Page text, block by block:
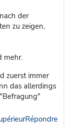
der
zu zeigen,
mehr.
zuerst immer
das allerdings
Répondre